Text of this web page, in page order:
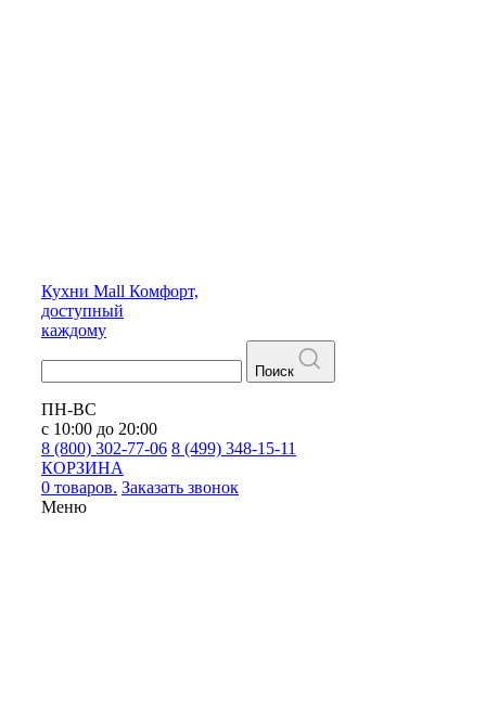
Кухни Mall Комфорт,
доступный
каждому
Поиск
ПН-ВС
с 10:00 до 20:00
8 (800) 302-77-06 8 (499) 348-15-11
КОРЗИНА
0 товаров. Заказать звонок
Меню